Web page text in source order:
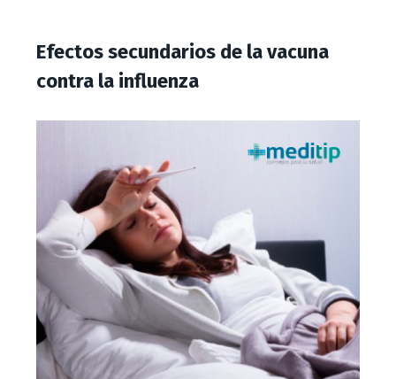
Efectos secundarios de la vacuna
contra la influenza